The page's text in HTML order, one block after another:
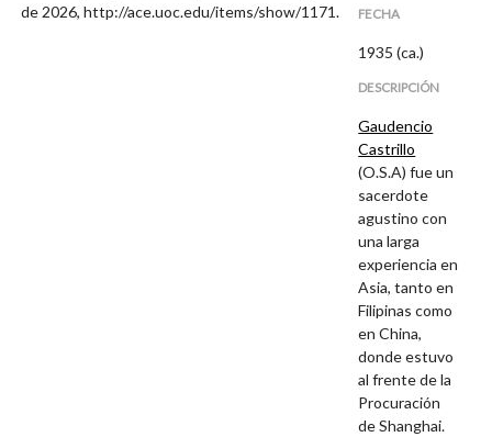
de 2026,http://ace.uoc.edu/items/show/1171. FECHA
1935 (ca.)
DESCRIPCIÓN
Gaudencio
Castrillo
(O.S.A)fue un
sacerdote
agustino con
una larga
experiencia en
Asia, tanto en
Filipinas como
en China,
donde estuvo
al frente de la
Procuración
de Shanghai.